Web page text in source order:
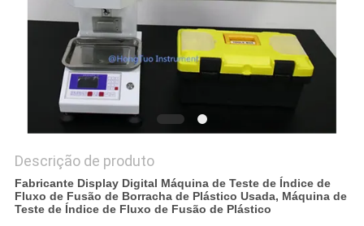
Descrição de produto
Fabricante Display Digital Máquina de Teste de Índice de
Fluxo de Fusão de Borracha de Plástico Usada, Máquina de
Teste de Índice de Fluxo de Fusão de Plástico